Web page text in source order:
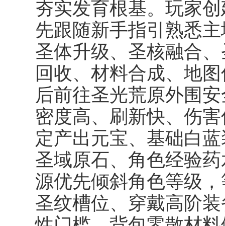
夯实发育根基。玩家
先跟随新手指引熟悉
圣体升级、圣核融合
回收、材料合成、地
后前往圣光荒原外围
密度高、刷新快、伤
定产出元宝、基础白
圣域原石、角色经验
源优先倾斜角色等级
圣纹槽位、穿戴高阶